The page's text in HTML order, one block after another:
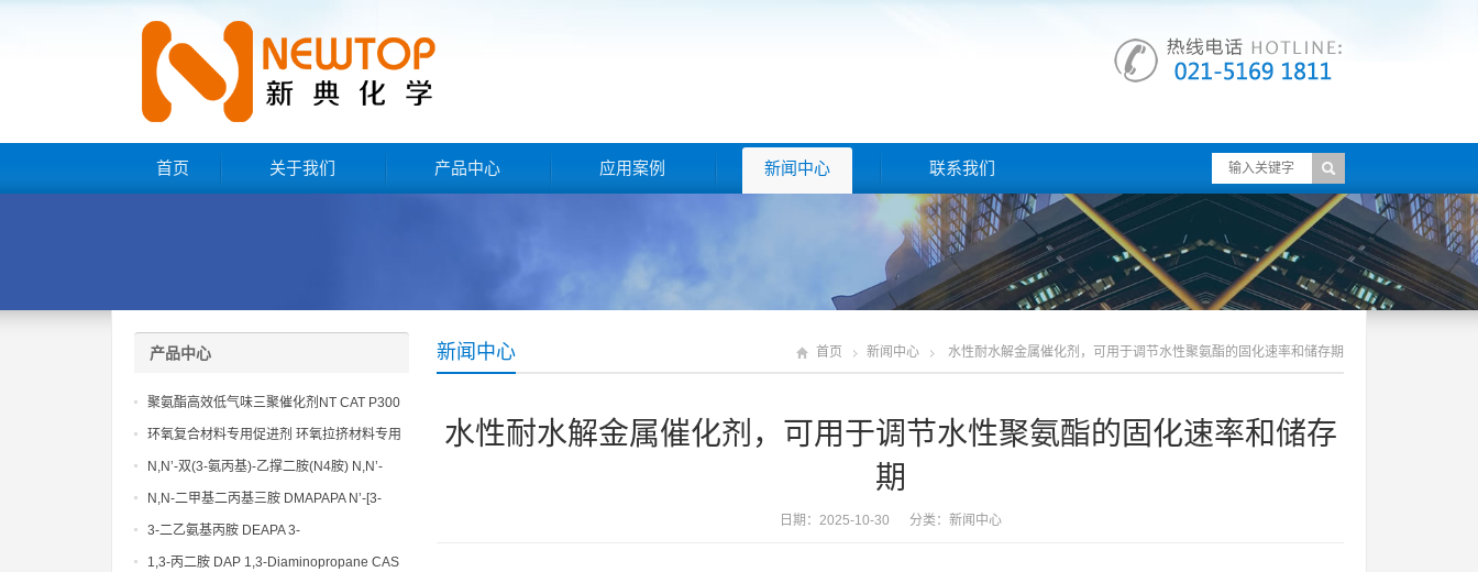
首页 关于我们 产品中心 应用案例 新闻中心 联系我们
新闻中心 首页 新闻中心 水性耐水解金属催化剂，可用于调节水性聚氨酯的固化速率和储存期
水性耐水解金属催化剂，可用于调节水性聚氨酯的固化速率和储存
期
日期：2025-10-30 分类： 新闻中心
产品中心
聚氨酯高效低气味三聚催化剂NT CAT P300
环氧复合材料专用促进剂 环氧拉挤材料专用
促进剂 NT EP 120
N,N’-双(3-氨丙基)-乙撑二胺(N4胺) N,N’-
Bis(3-aminopropyl)-ethylenediamine CAS
No10563-26-5
N,N-二甲基二丙基三胺 DMAPAPA N’-[3-
(dimethylamino)propyllpropane-1,3-
diamine CAS No10563-29-8
3-二乙氨基丙胺 DEAPA 3-
(Diethylamino)propylamine CAS No 104-
1,3-丙二胺 DAP 1,3-Diaminopropane CAS